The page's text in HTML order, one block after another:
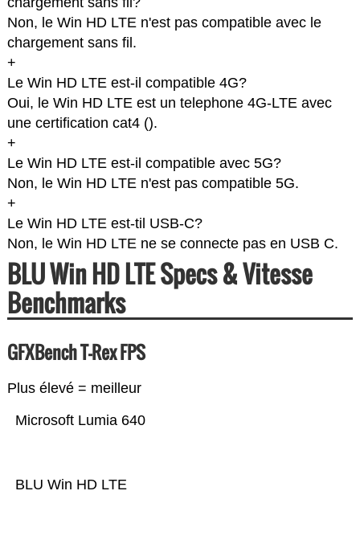
Non, le Win HD LTE n'est pas compatible avec le
chargement sans fil.
+
Le Win HD LTE est-il compatible 4G?
Oui, le Win HD LTE est un telephone 4G-LTE avec
une certification cat4 ().
+
Le Win HD LTE est-il compatible avec 5G?
Non, le Win HD LTE n'est pas compatible 5G.
+
Le Win HD LTE est-til USB-C?
Non, le Win HD LTE ne se connecte pas en USB C.
BLU Win HD LTE Specs & Vitesse
Benchmarks
GFXBench T-Rex FPS
Plus élevé = meilleur
BLU Win HD LTE
Microsoft Lumia 640